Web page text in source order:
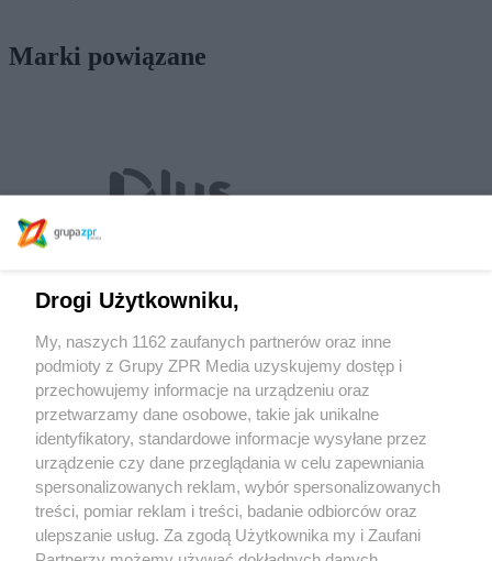
Marki powiązane
Kontakt
Redakcja:
Radio PLUS
ul. Jubilerska 10
04-190 Warszawa
tel. +48 22 516 47 78
redakcja@radio-plus.pl
Biuro Reklamy:
Time SA
Drogi Użytkowniku,
My, naszych 1162 zaufanych partnerów oraz inne
podmioty z Grupy ZPR Media uzyskujemy dostęp i
przechowujemy informacje na urządzeniu oraz
przetwarzamy dane osobowe, takie jak unikalne
identyfikatory, standardowe informacje wysyłane przez
urządzenie czy dane przeglądania w celu zapewniania
spersonalizowanych reklam, wybór spersonalizowanych
treści, pomiar reklam i treści, badanie odbiorców oraz
ulepszanie usług. Za zgodą Użytkownika my i Zaufani